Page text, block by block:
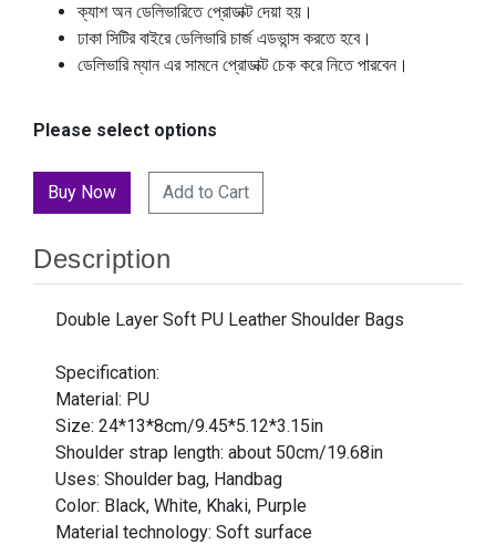
ক্যাশ অন ডেলিভারিতে প্রোডাক্ট দেয়া হয়।
ঢাকা সিটির বাইরে ডেলিভারি চার্জ এডভান্স করতে হবে।
ডেলিভারি ম্যান এর সামনে প্রোডাক্ট চেক করে নিতে পারবেন।
Please select options
Add to Cart
Description
Double Layer Soft PU Leather Shoulder Bags
Specification:
Material: PU
Size: 24*13*8cm/9.45*5.12*3.15in
Shoulder strap length: about 50cm/19.68in
Uses: Shoulder bag, Handbag
Color: Black, White, Khaki, Purple
Material technology: Soft surface